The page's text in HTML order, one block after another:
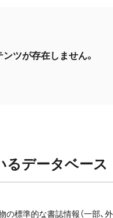
ツが存在しません。
るデータベース
標準的な書誌情報（一部、